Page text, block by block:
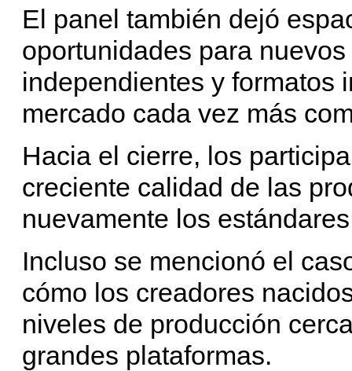
El panel también dejó
oportunidades para
independientes y formatos
mercado cada vez más
Hacia el cierre, los
creciente calidad de las
nuevamente los
Incluso se mencionó el
cómo los creadores
niveles de producción
grandes plataformas.